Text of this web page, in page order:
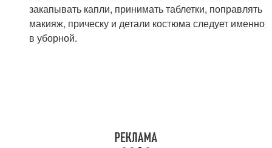
закапывать капли, принимать таблетки, поправлять
макияж, прическу и детали костюма следует именно
в уборной.